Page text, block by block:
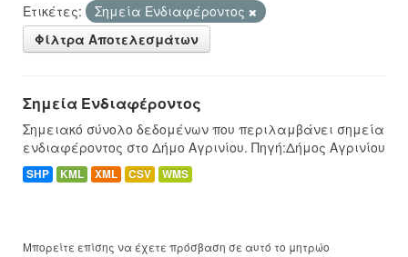
Ετικέτες:
Σημεία Ενδιαφέροντος
Φίλτρα Αποτελεσμάτων
Σημεία Ενδιαφέροντος
Σημειακό σύνολο δεδομένων που περιλαμβάνει σημεία
ενδιαφέροντος στο Δήμο Αγρινίου. Πηγή:Δήμος Αγρινίου
SHP KML XML CSV WMS
Μπορείτε επίσης να έχετε πρόσβαση σε αυτό το μητρώο